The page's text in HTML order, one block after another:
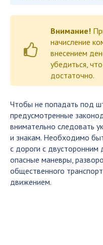
Внимание!
начисление
внесением
убедиться,
достаточно.
Чтобы не попадать под
предусмотренные
внимательно следовать
и знакам. Необходимо
с дороги с двусторонним
опасные маневры,
общественного
движением.